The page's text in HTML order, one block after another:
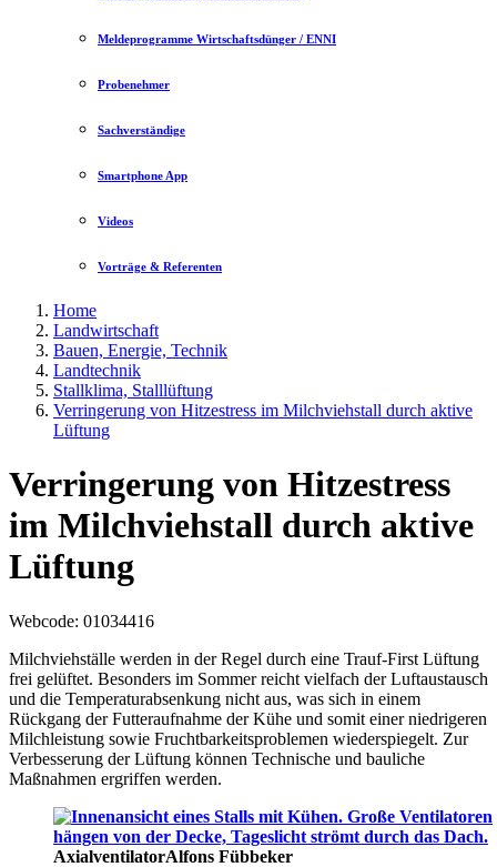
Meldeprogramme Wirtschaftsdünger / ENNI
Probenehmer
Sachverständige
Smartphone App
Videos
Vorträge & Referenten
Home
Landwirtschaft
Bauen, Energie, Technik
Landtechnik
Stallklima, Stalllüftung
Verringerung von Hitzestress im Milchviehstall durch aktive
Lüftung
Verringerung von Hitzestress
im Milchviehstall durch aktive
Lüftung
Webcode: 01034416
Milchviehställe werden in der Regel durch eine Trauf-First Lüftung
frei gelüftet. Besonders im Sommer reicht vielfach der Luftaustausch
und die Temperaturabsenkung nicht aus, was sich in einem
Rückgang der Futteraufnahme der Kühe und somit einer niedrigeren
Milchleistung sowie Fruchtbarkeitsproblemen wiederspiegelt. Zur
Verbesserung der Lüftung können Technische und bauliche
Maßnahmen ergriffen werden.
AxialventilatorAlfons Fübbeker